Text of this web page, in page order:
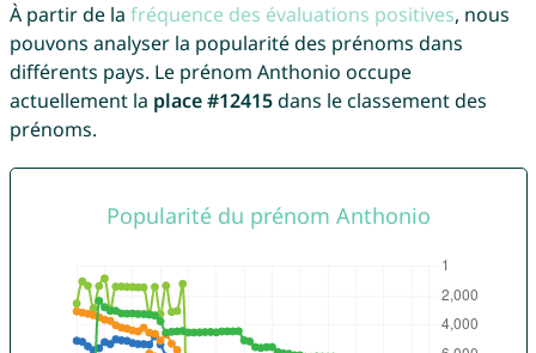
À partir de la fréquence des évaluations positives, nous
pouvons analyser la popularité des prénoms dans
différents pays. Le prénom Anthonio occupe
actuellement la place #12415dans le classement des
prénoms.